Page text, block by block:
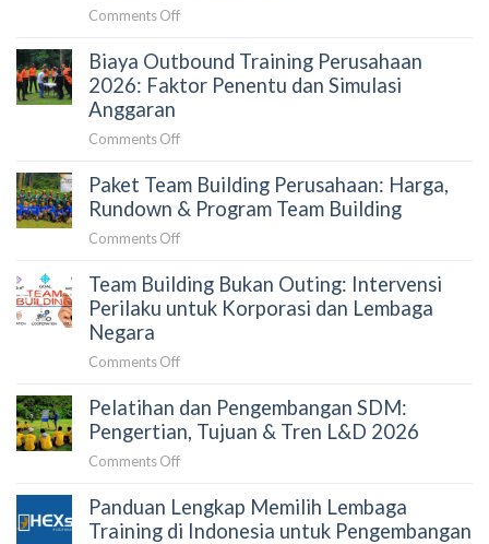
Peserta
Estimasi
Budget
Comments Offon
Memilih
Vendor
untuk
Perusahaan:
Panduan
HRD
dan
Procurement
Biaya Outbound Training Perusahaan
2026: Faktor Penentu dan Simulasi
Anggaran
Comments Offon
Outbound
Training
Perusahaan
Penentu
dan
Anggaran
Paket Team Building Perusahaan: Harga,
Rundown & Program Team Building
Comments Offon
Team
Building
Program
Team
Building
Team Building Bukan Outing: Intervensi
Perilaku untuk Korporasi dan Lembaga
Negara
Comments Offon
Building
Bukan
Outing:
untuk
Korporasi
Pelatihan dan Pengembangan SDM:
Pengertian, Tujuan & Tren L&D 2026
Comments Offon
dan
Pengembangan
Panduan Lengkap Memilih Lembaga
Training di Indonesia untuk Pengembangan